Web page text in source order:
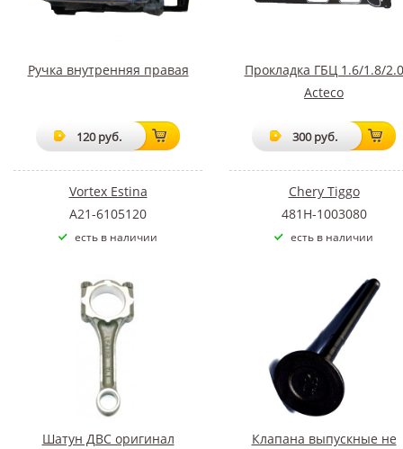
Ручка внутренняя правая
120 руб.
Vortex Estina
A21-6105120
есть в наличии
Прокладка ГБЦ 1.6/1.8/2.0
Acteco
300 руб.
Chery Tiggo
481H-1003080
есть в наличии
Шатун ДВС оригинал
Клапана выпускные не